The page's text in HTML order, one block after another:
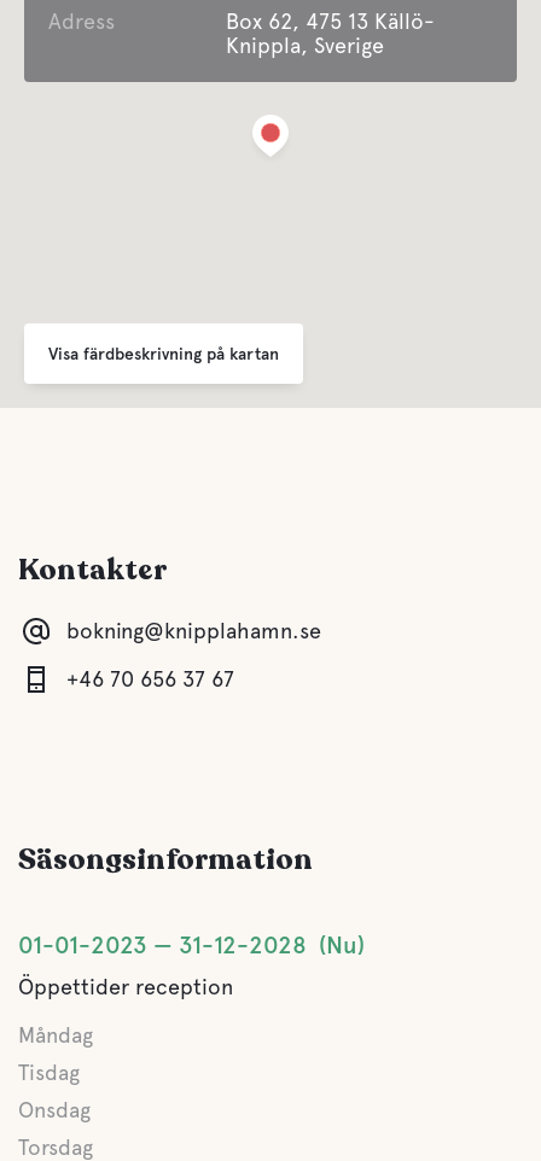
Vatten
Adress
Box 62, 475 13 Källö-
Knippla, Sverige
Visa färdbeskrivning på kartan
Kontakter
bokning@knipplahamn.se
+46 70 656 37 67
Säsongsinformation
01-01-2023 31-12-2028 Nu
Öppettider reception
Måndag
Tisdag
Onsdag
Torsdag